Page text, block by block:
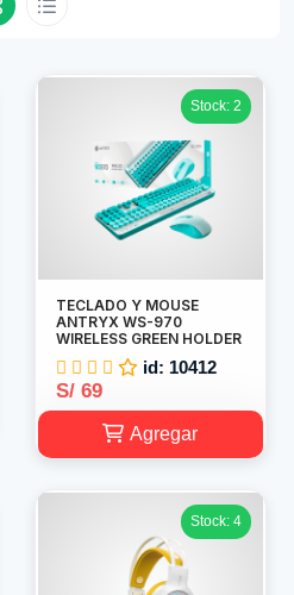
Stock: 2
TECLADO Y MOUSE
ANTRYX WS-970
WIRELESS GREEN HOLDER
id: 10412
S/ 69
Agregar
Stock: 4